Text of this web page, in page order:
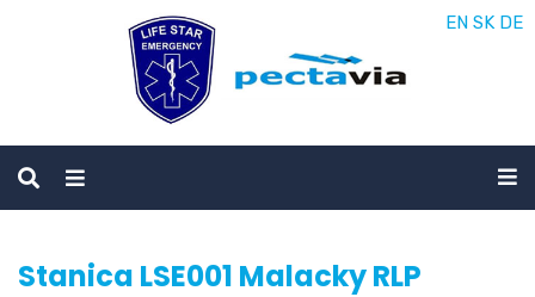
Stanica LSE001 Malacky RLP
EN SK DE